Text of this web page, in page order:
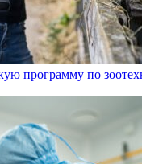
программу по